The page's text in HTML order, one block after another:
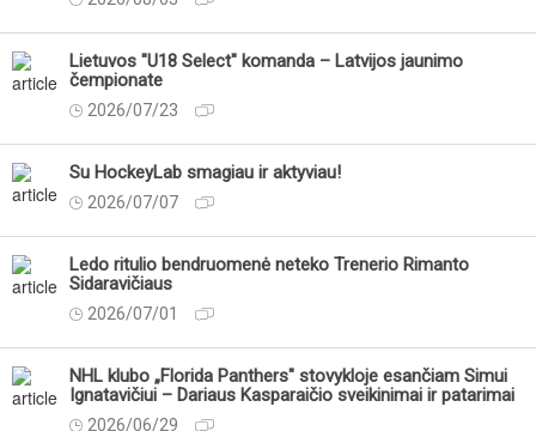
Lietuvos "U18 Select" komanda – Latvijos jaunimo
čempionate
2026/07/23
Su HockeyLab smagiau ir aktyviau!
2026/07/07
Ledo ritulio bendruomenė neteko Trenerio Rimanto
Sidaravičiaus
2026/07/01
NHL klubo „Florida Panthers" stovykloje esančiam Simui
Ignatavičiui – Dariaus Kasparaičio sveikinimai ir patarimai
2026/06/29